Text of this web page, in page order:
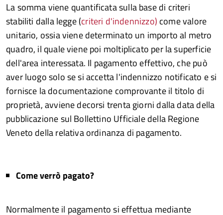
La somma viene quantificata sulla base di criteri
stabiliti dalla legge (criteri d'indennizzo) come valore
unitario, ossia viene determinato un importo al metro
quadro, il quale viene poi moltiplicato per la superficie
dell'area interessata. Il pagamento effettivo, che può
aver luogo solo se si accetta l'indennizzo notificato e si
fornisce la documentazione comprovante il titolo di
proprietà, avviene decorsi trenta giorni dalla data della
pubblicazione sul Bollettino Ufficiale della Regione
Veneto della relativa ordinanza di pagamento.
Come verrò pagato?
Normalmente il pagamento si effettua mediante